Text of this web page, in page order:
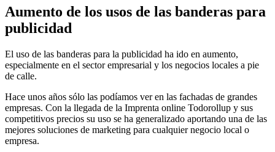
Aumento de los usos de las banderas para
publicidad
El uso de las banderas para la publicidad ha ido en aumento,
especialmente en el sector empresarial y los negocios locales a pie
de calle.
Hace unos años sólo las podíamos ver en las fachadas de grandes
empresas. Con la llegada de la Imprenta online Todorollup y sus
competitivos precios su uso se ha generalizado aportando una de las
mejores soluciones de marketing para cualquier negocio local o
empresa.